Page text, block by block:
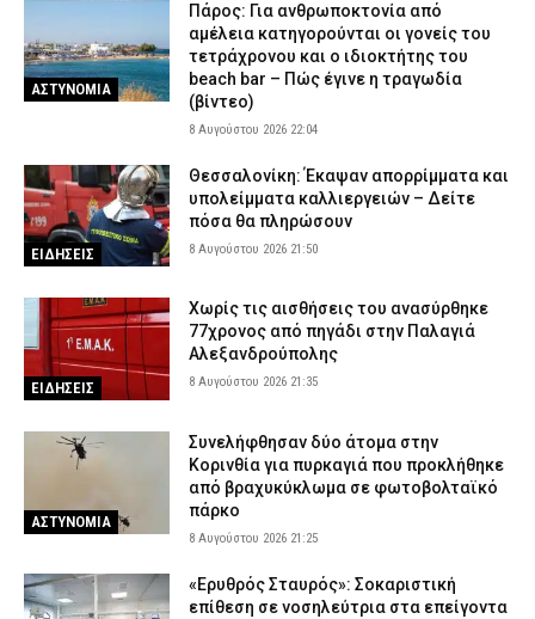
8 Αυγούστου 2026 14:33
Έβρος: Αστυνομικοί τσάκωσαν αλλοδαπούς διακινητές που
μετέφεραν 12 παράνομους μετανάστες
8 Αυγούστου 2026 14:18
ΑΣΤΥΝΟΜΙΑ
Πάρος: Για ανθρωποκτονία από
αμέλεια κατηγορούνται οι γονείς του
τετράχρονου και ο ιδιοκτήτης του
beach bar – Πώς έγινε η τραγωδία
(βίντεο)
8 Αυγούστου 2026 22:04
ΕΙΔΗΣΕΙΣ
Θεσσαλονίκη: Έκαψαν απορρίμματα και
υπολείμματα καλλιεργειών – Δείτε
πόσα θα πληρώσουν
8 Αυγούστου 2026 21:50
ΕΙΔΗΣΕΙΣ
Χωρίς τις αισθήσεις του ανασύρθηκε
77χρονος από πηγάδι στην Παλαγιά
Αλεξανδρούπολης
8 Αυγούστου 2026 21:35
ΑΣΤΥΝΟΜΙΑ
Συνελήφθησαν δύο άτομα στην
Κορινθία για πυρκαγιά που προκλήθηκε
από βραχυκύκλωμα σε φωτοβολταϊκό
πάρκο
8 Αυγούστου 2026 21:25
«Ερυθρός Σταυρός»: Σοκαριστική
επίθεση σε νοσηλεύτρια στα επείγοντα